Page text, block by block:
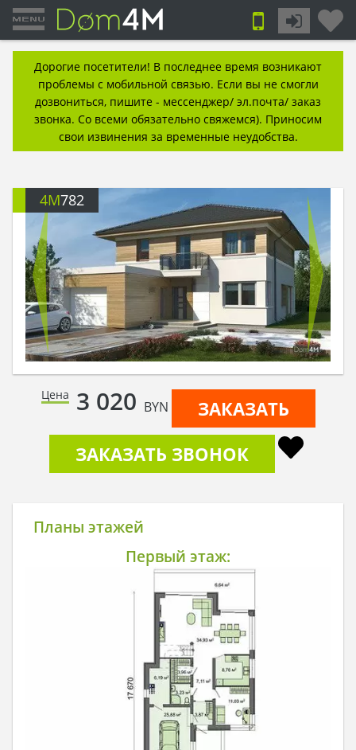
Дорогие посетители! В последнее время возникают
проблемы с мобильной связью. Если вы не смогли
дозвониться, пишите - мессенджер/ эл.почта/ заказ
звонка. Со всеми обязательно свяжемся). Приносим
свои извинения за временные неудобства.
4M782
Цена 3 020 BYN
ЗАКАЗАТЬ
ЗАКАЗАТЬ ЗВОНОК
Планы этажей
Первый этаж: